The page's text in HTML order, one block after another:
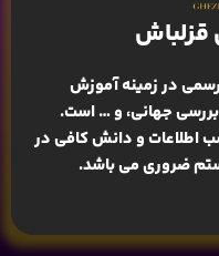
قزلباش
در زمینهآموزش
بررسی جهانی، و … است.
اطلاعات و دانش کافی در
ضروری می باشد.